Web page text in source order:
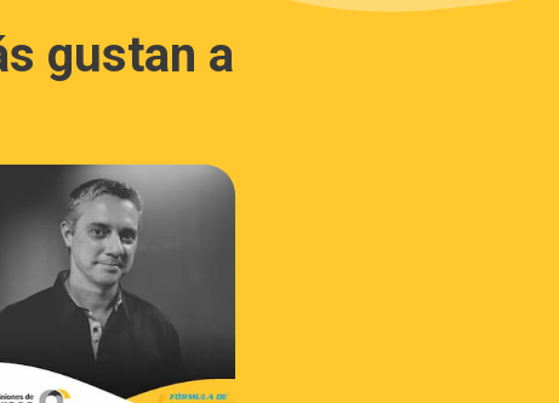
gustan a